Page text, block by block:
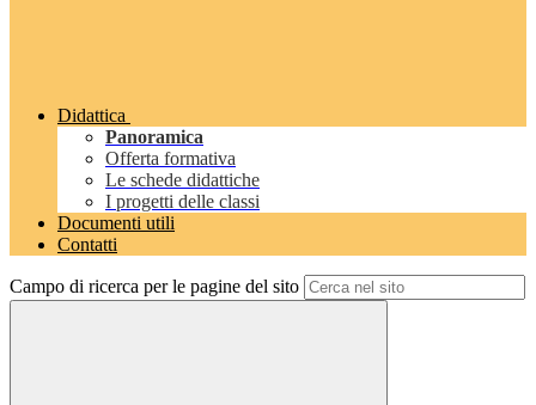
Didattica
Panoramica
Offerta formativa
Le schede didattiche
I progetti delle classi
Documenti utili
Contatti
Campo di ricerca per le pagine del sito